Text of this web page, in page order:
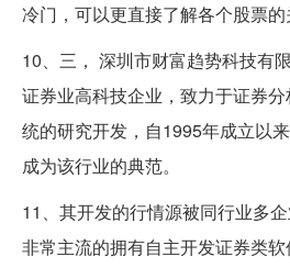
冷门，可以更直接了解各个股票的
10、三， 深圳市财富趋势科技有
证券业高科技企业，致力于证券
统的研究开发，自1995年成立以
成为该行业的典范。
11、其开发的行情源被同行业多
非常主流的拥有自主开发证券类软